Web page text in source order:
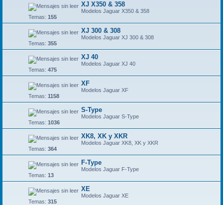
XJ X350 & 358
Modelos Jaguar X350 & 358
Temas: 155
XJ 300 & 308
Modelos Jaguar XJ 300 & 308
Temas: 355
XJ 40
Modelos Jaguar XJ 40
Temas: 475
XF
Modelos Jaguar XF
Temas: 1158
S-Type
Modelos Jaguar S-Type
Temas: 1036
XK8, XK y XKR
Modelos Jaguar XK8, XK y XKR
Temas: 364
F-Type
Modelos Jaguar F-Type
Temas: 13
XE
Modelos Jaguar XE
Temas: 315